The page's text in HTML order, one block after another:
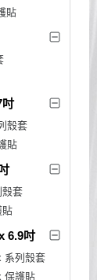
貼
吋
殼套
貼
殼套
貼
6.9吋
系列殼套
保護貼